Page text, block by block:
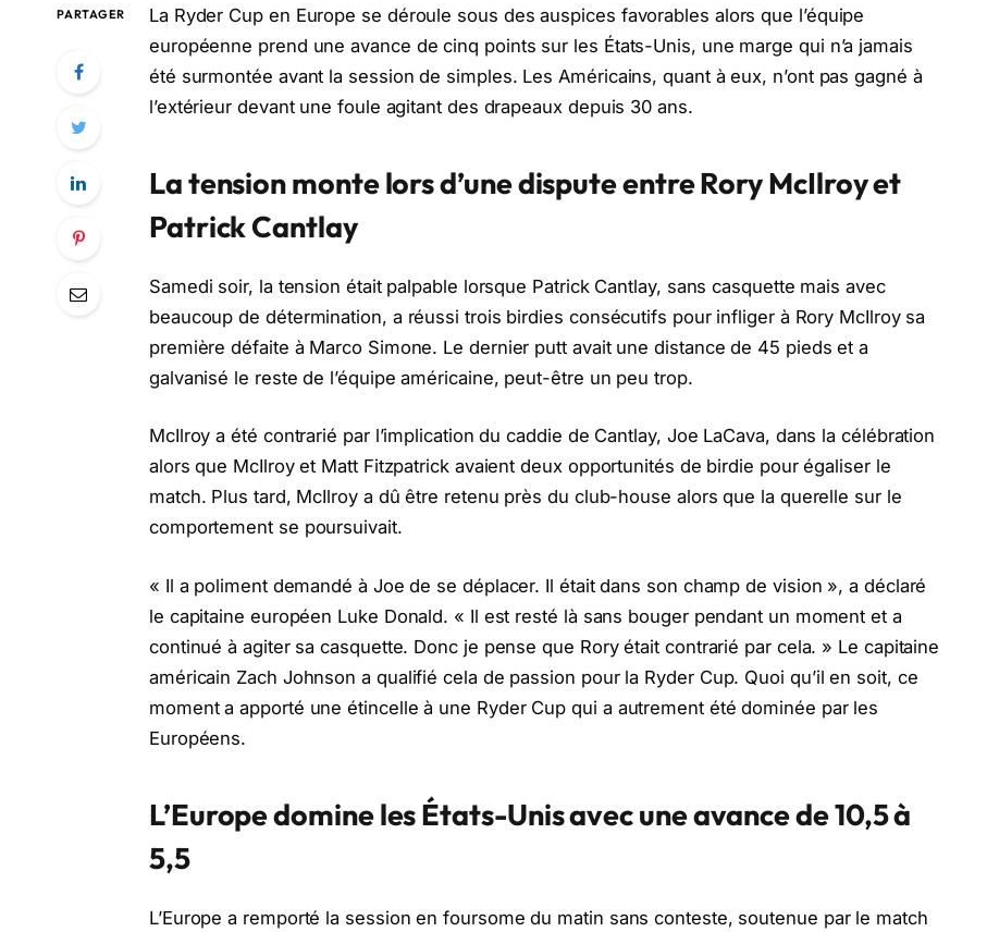
PARTAGER
La Ryder Cup en Europe se déroule sous des auspices favorables alors que l’équipe
européenne prend une avance de cinq points sur les États-Unis, une marge qui n’a jamais
été surmontée avant la session de simples. Les Américains, quant à eux, n’ont pas gagné à
l’extérieur devant une foule agitant des drapeaux depuis 30 ans.
La tension monte lors d’une dispute entre Rory McIlroy et
Patrick Cantlay
Samedi soir, la tension était palpable lorsque Patrick Cantlay, sans casquette mais avec
beaucoup de détermination, a réussi trois birdies consécutifs pour infliger à Rory McIlroy sa
première défaite à Marco Simone. Le dernier putt avait une distance de 45 pieds et a
galvanisé le reste de l’équipe américaine, peut-être un peu trop.
McIlroy a été contrarié par l’implication du caddie de Cantlay, Joe LaCava, dans la célébration
alors que McIlroy et Matt Fitzpatrick avaient deux opportunités de birdie pour égaliser le
match. Plus tard, McIlroy a dû être retenu près du club-house alors que la querelle sur le
comportement se poursuivait.
« Il a poliment demandé à Joe de se déplacer. Il était dans son champ de vision », a déclaré
le capitaine européen Luke Donald. « Il est resté là sans bouger pendant un moment et a
continué à agiter sa casquette. Donc je pense que Rory était contrarié par cela. » Le capitaine
américain Zach Johnson a qualifié cela de passion pour la Ryder Cup. Quoi qu’il en soit, ce
moment a apporté une étincelle à une Ryder Cup qui a autrement été dominée par les
Européens.
L’Europe domine les États-Unis avec une avance de 10,5 à
5,5
L’Europe a remporté la session en foursome du matin sans conteste, soutenue par le match